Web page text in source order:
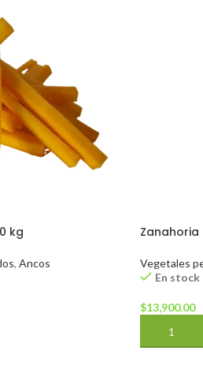
kg
, Ancos
Zanahoria
Vegetales
En stock
$13,900.00
AÑADIR